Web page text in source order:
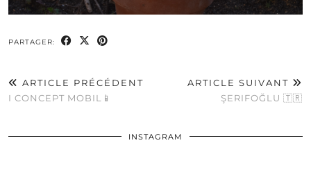
PARTAGER:
ARTICLE PRÉCÉDENT
I CONCEPT MOBIL📱
ARTICLE SUIVANT
ŞERIFOĞLU 🇹🇷
INSTAGRAM